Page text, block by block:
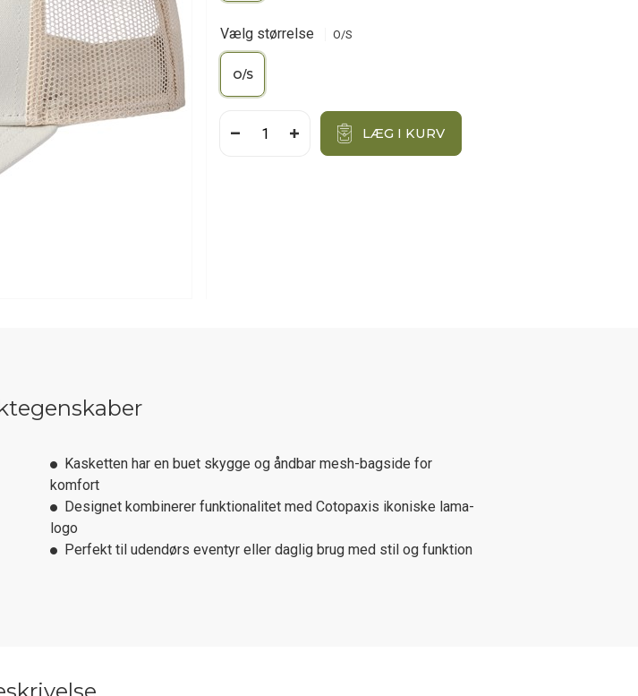
Vælg størrelse O/S
O/S
LÆG I KURV
Kasketten har en buet skygge og åndbar mesh-bagside for
komfort
Designet kombinerer funktionalitet med Cotopaxis ikoniske lama-
logo
Perfekt til udendørs eventyr eller daglig brug med stil og funktion